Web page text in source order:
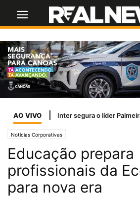
AO VIVO
Notícias Corporativas
Educação prepara
profissionais da
para nova era